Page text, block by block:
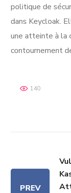
politique de
dans Keycloak.
une atteinte à la
contournement
140
PREV